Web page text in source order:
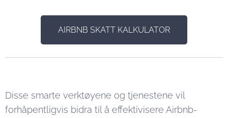
AIRBNB SKATT KALKULATOR
Disse smarte verktøyene og tjenestene vil
forhåpentligvis bidra til å effektivisere Airbnb-